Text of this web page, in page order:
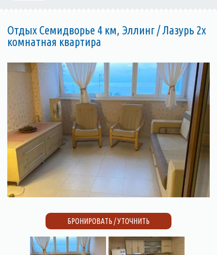
Отдых Семидворье 4 км, Эллинг / Лазурь 2х
комнатная квартира
БРОНИРОВАТЬ / УТОЧНИТЬ